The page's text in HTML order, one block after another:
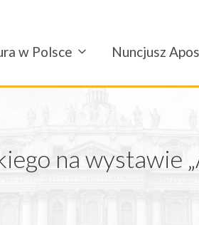
w Polsce Nuncjusz
na wystawie